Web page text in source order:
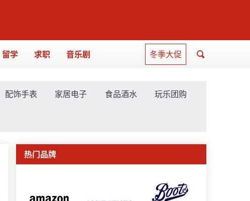
留学 求职 音乐剧 冬季大促
配饰手表 家居电子 食品酒水 玩乐团购
热门品牌